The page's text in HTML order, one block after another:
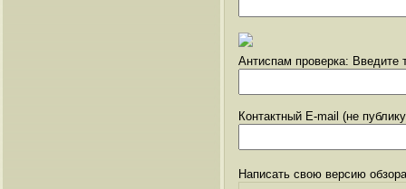
Антиспам проверка: Введите
Контактный E-mail (не
Написать свою версию